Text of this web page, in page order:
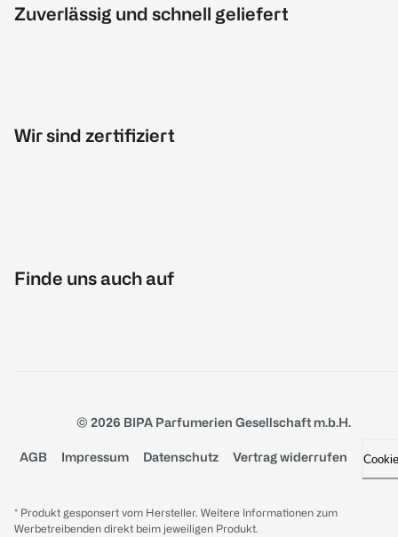
Zuverlässig und schnell geliefert
Wir sind zertifiziert
Finde uns auch auf
© 2026 BIPA Parfumerien Gesellschaft m.b.H.
AGB Impressum Datenschutz Vertrag widerrufen
* Produkt gesponsert vom Hersteller. Weitere Informationen zum
Werbetreibenden direkt beim jeweiligen Produkt.